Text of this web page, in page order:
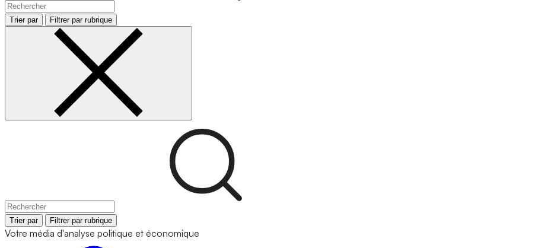
Trier par Filtrer par rubrique
Trier par Filtrer par rubrique
Votre média d'analyse politique et économique